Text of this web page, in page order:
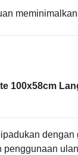
100x58cm